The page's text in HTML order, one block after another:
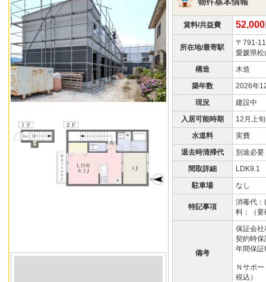
賃料/共益費
所在地/最寄駅
〒791-
愛媛県
構造
木造
築年数
2026年
現況
建設中
入居可能時期
12月上
水道料
実費
退去時清掃代
別途必要
間取詳細
LDK9.1
駐車場
なし
特記事項
消毒代
料：（要
備考
保証会社
契約時
年間保
Ｎサポ
税込）